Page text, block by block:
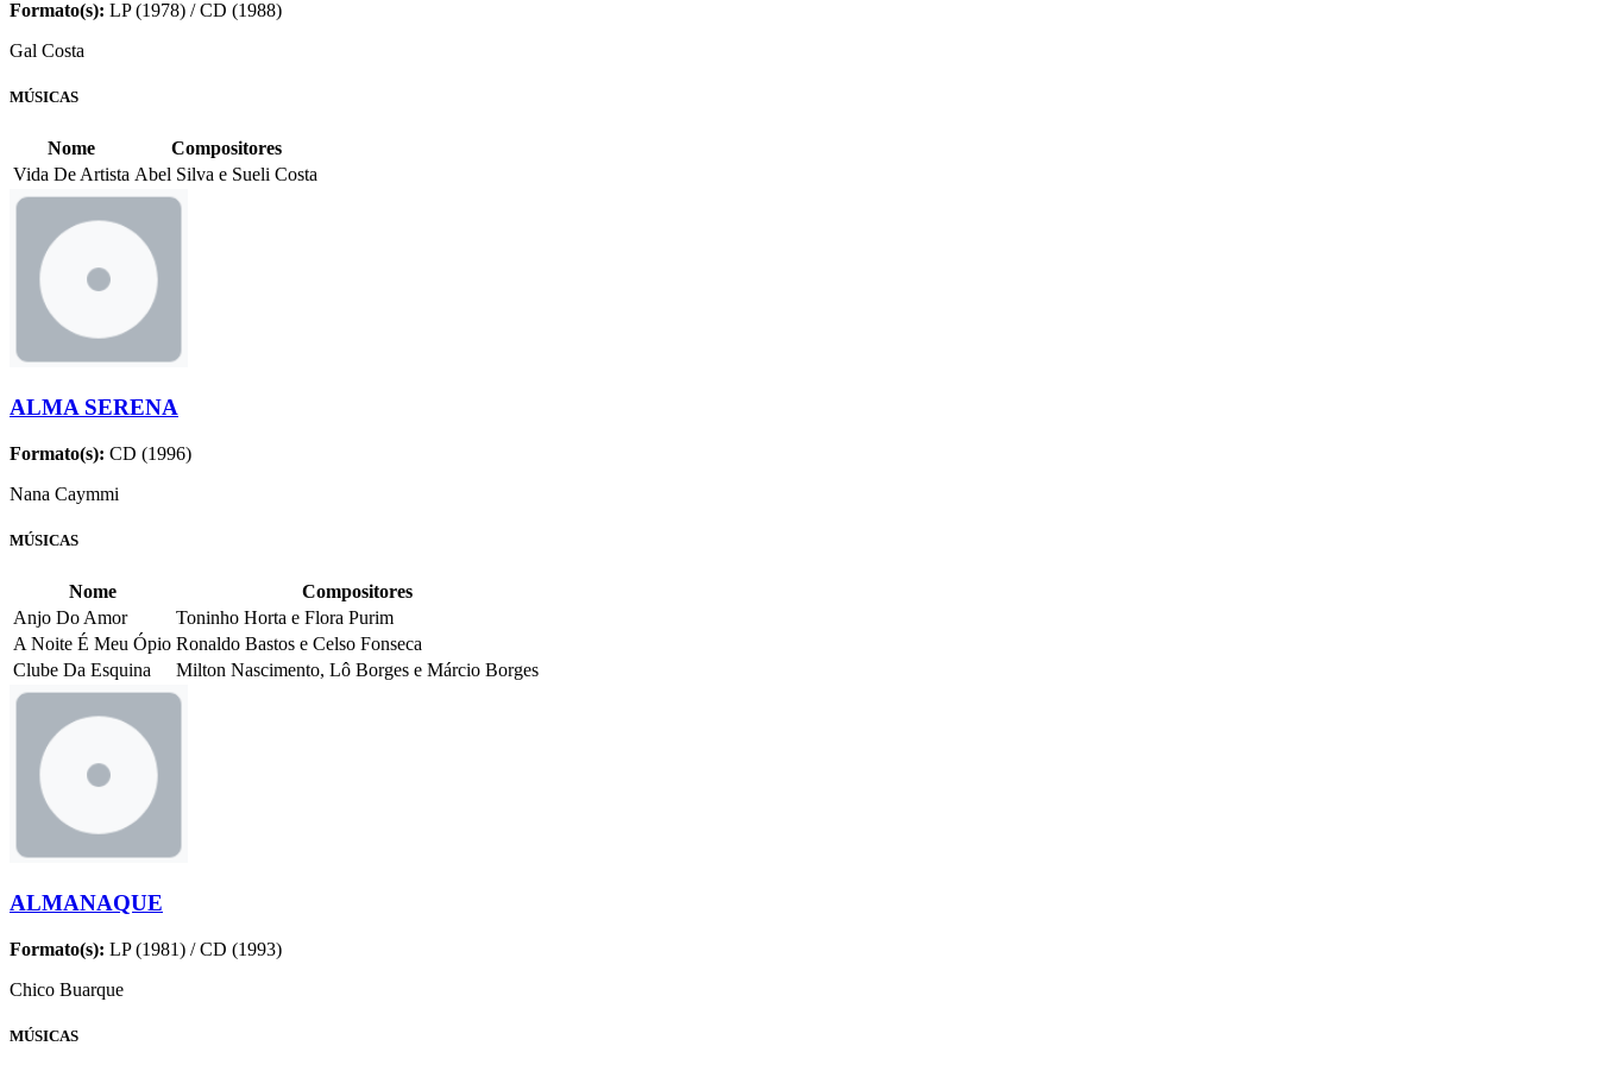
Formato(s): LP (1978) / CD (1988)
Gal Costa
MÚSICAS
Nome
Compositores
Vida De Artista Abel Silva e Sueli Costa
ALMA SERENA
Formato(s): CD (1996)
Nana Caymmi
MÚSICAS
Nome
Compositores
Anjo Do Amor
Toninho Horta e Flora Purim
A Noite É Meu Ópio Ronaldo Bastos e Celso Fonseca
Clube Da Esquina
Milton Nascimento, Lô Borges e Márcio Borges
ALMANAQUE
Formato(s): LP (1981) / CD (1993)
Chico Buarque
MÚSICAS